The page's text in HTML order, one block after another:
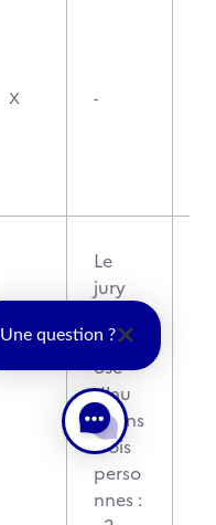
X -
Le
jury
comp
osé
d'au
moins
trois
perso
nnes :
Une question ?